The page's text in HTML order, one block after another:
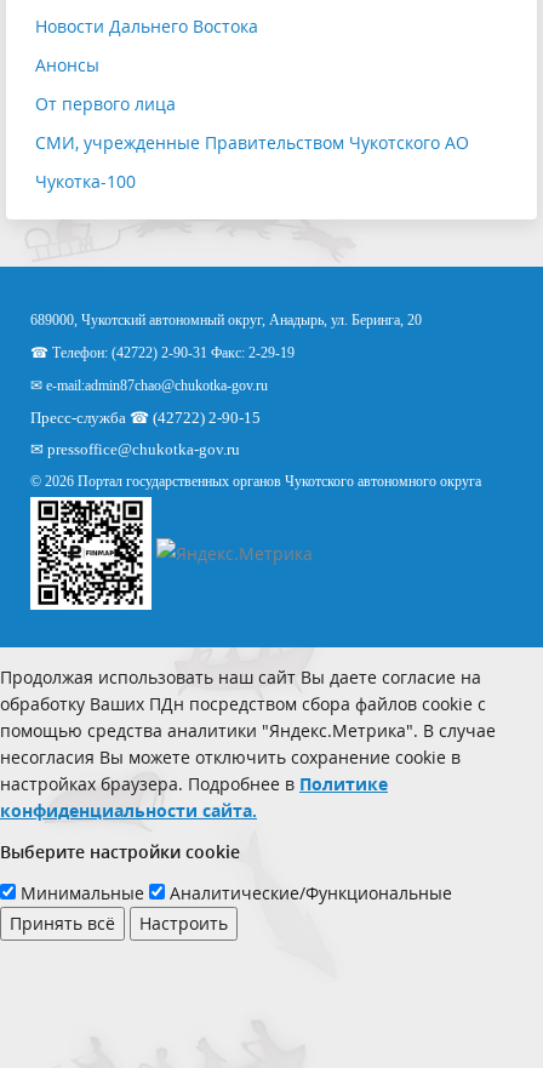
Новости Дальнего Востока
Анонсы
От первого лица
СМИ, учрежденные Правительством Чукотского АО
Чукотка-100
689000, Чукотский автономный округ, Анадырь, ул. Беринга, 20
☎ Телефон: (42722) 2-90-31 Факс: 2-29-19
✉ e-mail:admin87chao@chukotka-gov.ru
Пресс-служба ☎ (42722) 2-90-15
✉ pressoffice@chukotka-gov.ru
© 2026 Портал государственных органов Чукотского автономного округа
Продолжая использовать наш сайт Вы даете согласие на
обработку Ваших ПДн посредством сбора файлов cookie с
помощью средства аналитики "Яндекс.Метрика". В случае
несогласия Вы можете отключить сохранение cookie в
настройках браузера. Подробнее в Политике
конфиденциальности сайта.
Выберите настройки cookie
Минимальные
Аналитические/Функциональные
Принять всё
Настроить